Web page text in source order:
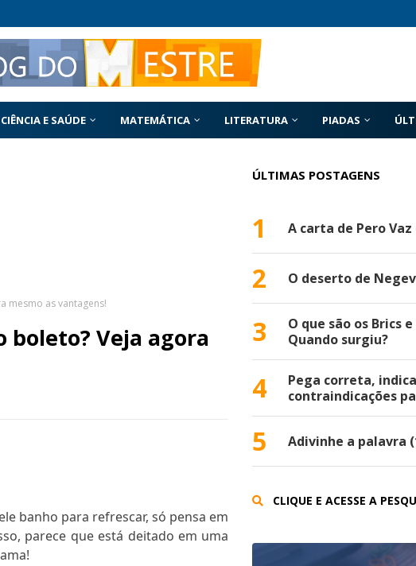
CIÊNCIA E SAÚDE MATEMÁTICA LITERATURA PIADAS
mesmo as vantagens!
boleto? Veja agora
banho para refrescar, só pensa em
parece que está deitado em uma
ÚLTIMAS POSTAGENS
1 A carta de Pero
2 O deserto de Negev
3
O que são os Brics
Quando surgiu?
4
Pega correta,
contraindicações
5 Adivinhe a palavra
CLIQUE E ACESSE A